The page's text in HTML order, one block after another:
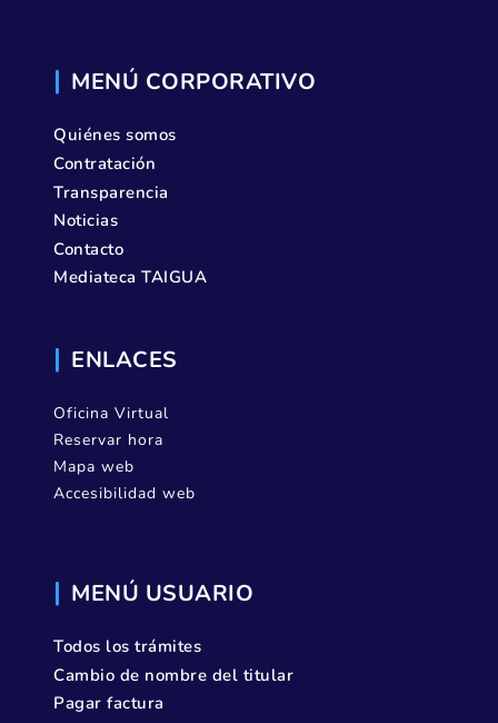
MENÚ CORPORATIVO
Quiénes somos
Contratación
Transparencia
Noticias
Contacto
Mediateca TAIGUA
ENLACES
Oficina Virtual
Reservar hora
Mapa web
Accesibilidad web
MENÚ USUARIO
Todos los trámites
Cambio de nombre del titular
Pagar factura